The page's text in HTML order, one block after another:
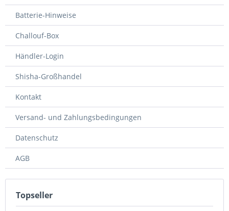
Batterie-Hinweise
Challouf-Box
Händler-Login
Shisha-Großhandel
Kontakt
Versand- und Zahlungsbedingungen
Datenschutz
AGB
Topseller